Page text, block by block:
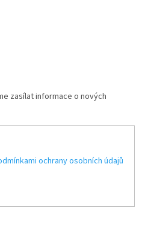
zasílat informace o nových
ochrany osobních údajů